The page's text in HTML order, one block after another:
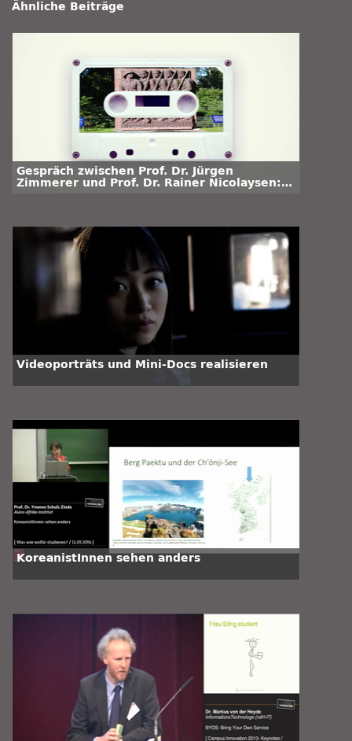
Ähnliche Beiträge
Gespräch zwischen Prof. Dr. Jürgen
Zimmerer und Prof. Dr. Rainer Nicolaysen:
Videoporträts und Mini-Docs realisieren
KoreanistInnen sehen anders